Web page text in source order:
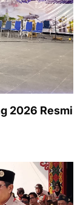
2026 Resmi